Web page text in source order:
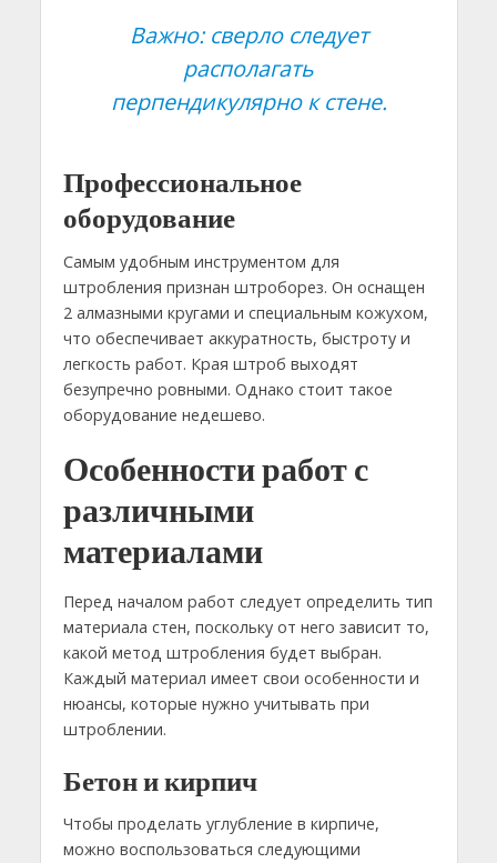
Важно: сверло следует
располагать
перпендикулярно к стене.
Профессиональное
оборудование
Самым удобным инструментом для
штробления признан штроборез. Он оснащен
2 алмазными кругами и специальным кожухом,
что обеспечивает аккуратность, быстроту и
легкость работ. Края штроб выходят
безупречно ровными. Однако стоит такое
оборудование недешево.
Особенности работ с
различными
материалами
Перед началом работ следует определить тип
материала стен, поскольку от него зависит то,
какой метод штробления будет выбран.
Каждый материал имеет свои особенности и
нюансы, которые нужно учитывать при
штроблении.
Бетон и кирпич
Чтобы проделать углубление в кирпиче,
можно воспользоваться следующими